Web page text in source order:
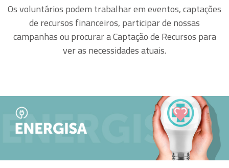
Os voluntários podem trabalhar em eventos, captações
de recursos financeiros, participar de nossas
campanhas ou procurar a Captação de Recursos para
ver as necessidades atuais.